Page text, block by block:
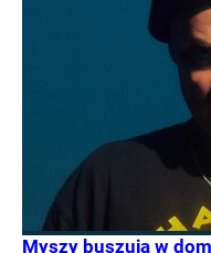
Myszy buszują w